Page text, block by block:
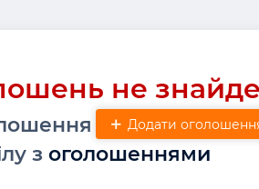
не
Додати
з оголошеннями